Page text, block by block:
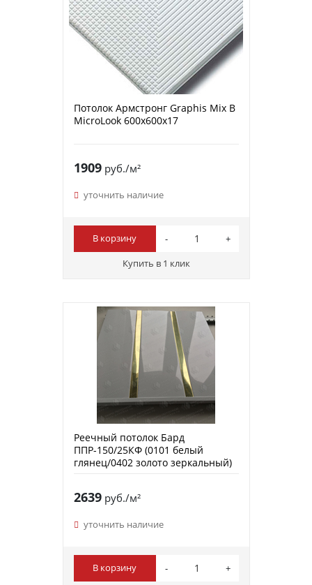
Потолок Армстронг Graphis Mix B
MicroLook 600х600х17
1909руб./м²
уточнить наличие
В корзину
Купить в 1 клик
Реечный потолок Бард
ППР-150/25КФ (0101 белый
глянец/0402 золото зеркальный)
2639руб./м²
уточнить наличие
В корзину